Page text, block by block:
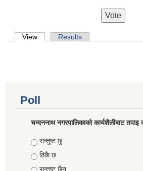
Primary tabs
View (active tab)
Results
Poll
चन्दननाथ नगरपालिकाको कार्यशैलीबाट
Choices
सन्तुष्ट छु
ठिकै छ
सन्तुष्ट छैन